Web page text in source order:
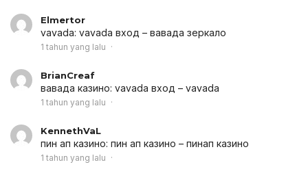
Elmertor
vavada: vavada вход – вавада зеркало
1 tahun yang lalu
BrianCreaf
вавада казино: vavada вход – vavada
1 tahun yang lalu
KennethVaL
пин ап казино: пин ап казино – пинап казино
1 tahun yang lalu